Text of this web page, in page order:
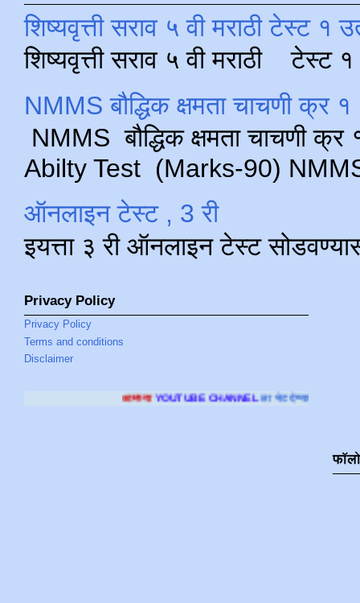
शिष्यवृत्ती सराव ५ वी मराठी टेस्ट १
शिष्यवृत्ती सराव ५ वी मराठी टेस्ट
NMMS बौद्धिक क्षमता चाचणी क्र
NMMS बौद्धिक क्षमता चाचणी
Abilty Test (Marks-90) NMMS
ऑनलाइन टेस्ट , 3 री
इयत्ता ३ री ऑनलाइन टेस्ट
Privacy Policy
Privacy Policy
Terms and conditions
Disclaimer
YOUTUBE CHANNELला भेट देण्यासाठी क्लिक करा.